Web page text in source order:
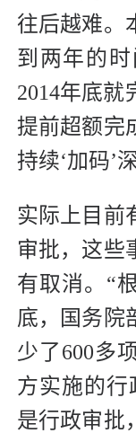
往后越难。
到两年的
2014年底就
提前超额完
持续‘加码’
实际上目前
审批，这些
有取消。“
底，国务院
少了600多
方实施的行
是行政审批